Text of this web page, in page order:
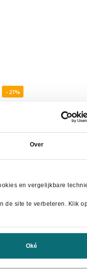
Over
en vergelijkbare
de site te verbeteren. Klik
Oké
Excellent Grooming
- 27%